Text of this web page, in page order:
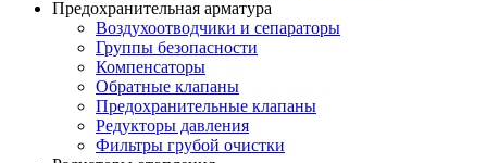
Предохранительная арматура
Воздухоотводчики и сепараторы
Группы безопасности
Компенсаторы
Обратные клапаны
Предохранительные клапаны
Редукторы давления
Фильтры грубой очистки